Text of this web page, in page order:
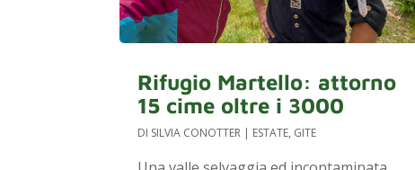
Rifugio Martello: attorno
15 cime oltre i 3000
DI SILVIA CONOTTER | ESTATE, GITE